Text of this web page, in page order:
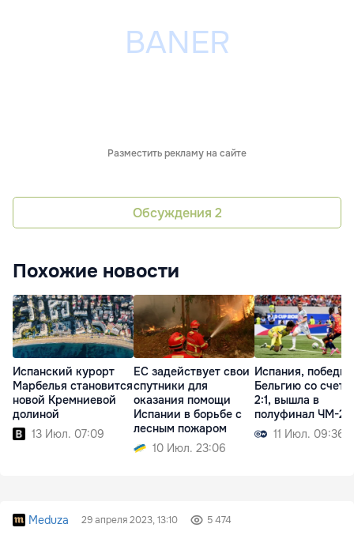
Разместить рекламу на сайте
Обсуждения 2
Похожие новости
Испанский курорт
Марбелья становится
новой Кремниевой
долиной
13 Июл. 07:09
ЕС задействует свои
спутники для
оказания помощи
Испании в борьбе с
лесным пожаром
10 Июл. 23:06
Испания, победив
Бельгию со
2:1, вышла в
полуфинал ЧМ-
11 Июл. 09:36
Meduza 29 апреля 2023, 13:10 5 474